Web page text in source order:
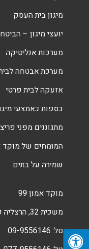
מיגון בית העסק
יועצי מיגון –
מערכות אנליטיקה
מערכת אבטחה
אזעקה לבית פרטי
כספות כאמצעי
מתגוננים מפני
המומחים של מוקד
שמירה על בתים
מוקד אמון 99
משכית 32, הרצליה פיתוח.
טל: 09-9556146